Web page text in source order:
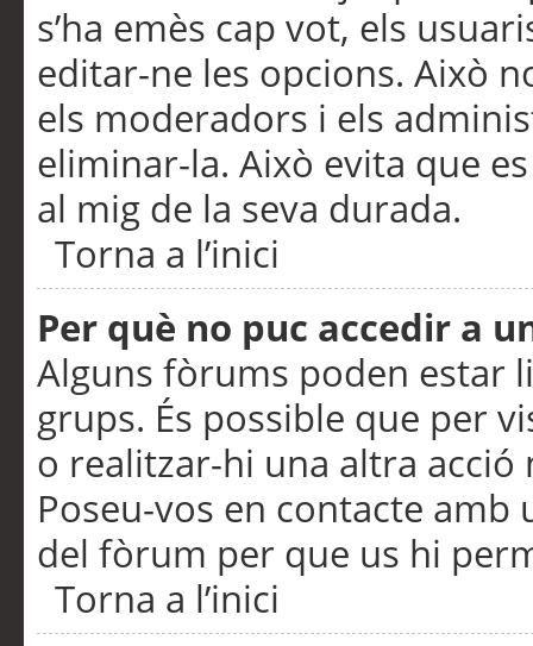
s’ha emès cap vot, els
editar-ne les opcions. Això
els moderadors i els
eliminar-la. Això evita que
al mig de la seva durada.
Torna a l’inici
Per què no puc accedir a
Alguns fòrums poden estar
grups. És possible que per
o realitzar-hi una altra acció
Poseu-vos en contacte
del fòrum per que us hi
Torna a l’inici